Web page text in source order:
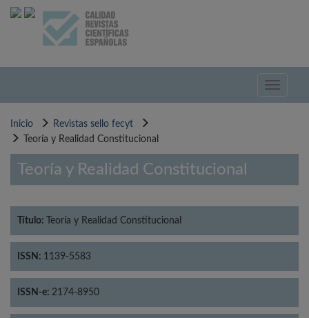
Pasar
Toggle
Inicio
Revistas sello fecyt
Teoría y Realidad Constitucional
Teoría y Realidad Constitucional
Título: Teoría y Realidad Constitucional
ISSN: 1139-5583
ISSN-e: 2174-8950